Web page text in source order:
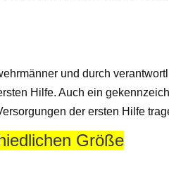
und durch
Hilfe. Auch ein
der ersten Hilfe
Größe